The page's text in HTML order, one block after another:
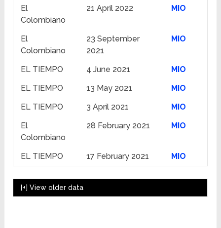
El
Colombiano
21 April 2022 MIO
El
Colombiano
23 September
2021
MIO
EL TIEMPO 4 June 2021
MIO
EL TIEMPO
13 May 2021
MIO
EL TIEMPO
3 April 2021
MIO
El
Colombiano
28 February 2021 MIO
EL TIEMPO 17 February 2021 MIO
[+]View older data